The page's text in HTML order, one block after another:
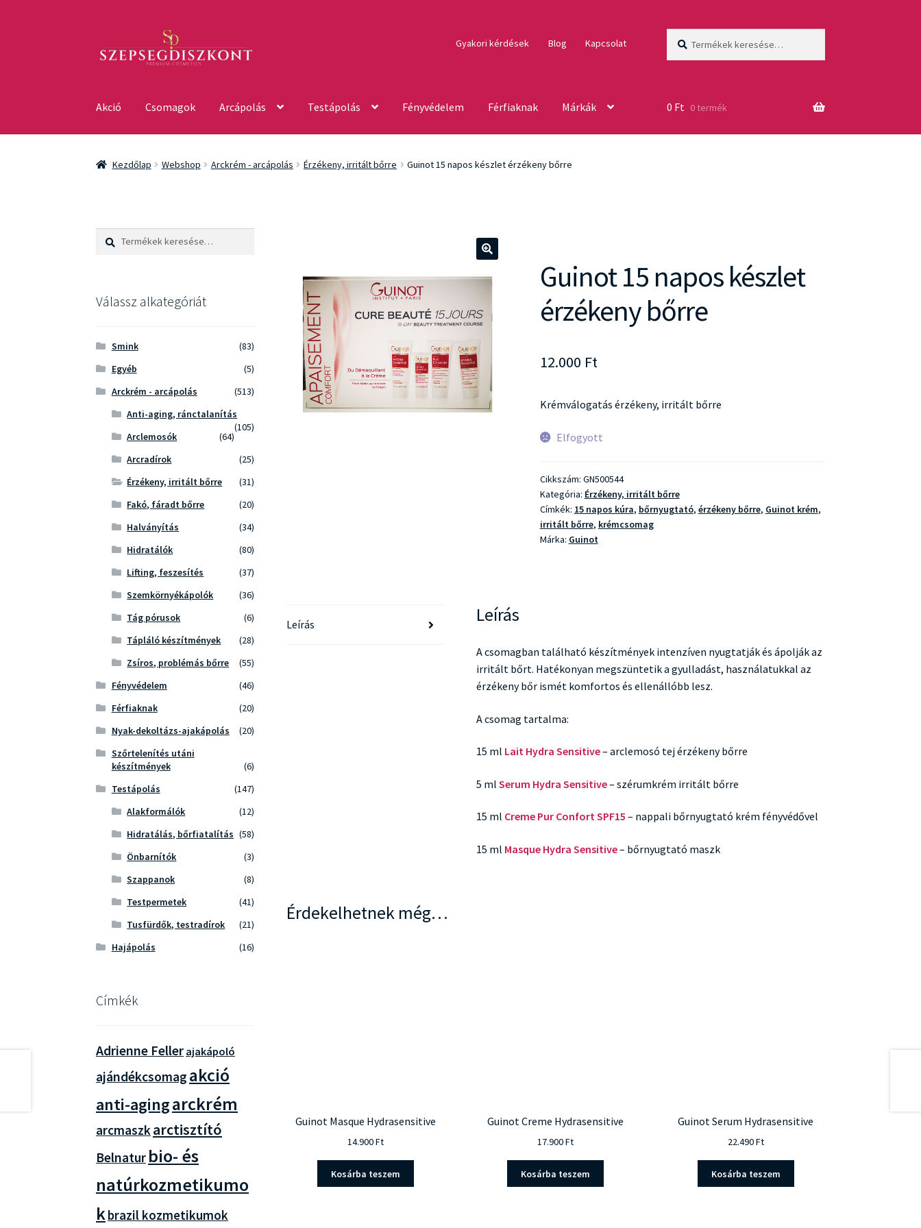
a
navigációhoz
a
Gyakori kérdések Blog Kapcsolat
Akció Csomagok Arcápolás Testápolás Fényvédelem Férfiaknak Márkák 0 Ft 0 termék
Kezdőlap Webshop Arckrém - arcápolás Érzékeny, irritált bőrre Guinot 15 napos készlet érzékeny bőrre
Guinot 15 napos készlet
érzékeny bőrre
12.000 Ft
Krémválogatás érzékeny, irritált bőrre
Elfogyott
Cikkszám: GN500544
Kategória: Érzékeny, irritált bőrre
Címkék: 15 napos kúra, bőrnyugtató, érzékeny bőrre, Guinot krém,
irritált bőrre, krémcsomag
Márka: Guinot
Leírás Leírás
A csomagban található készítmények intenzíven nyugtatják és ápolják az
irritált bőrt. Hatékonyan megszüntetik a gyulladást, használatukkal az
érzékeny bőr ismét komfortos és ellenállóbb lesz.
A csomag tartalma:
15 ml Lait Hydra Sensitive– arclemosó tej érzékeny bőrre
5 mlSerum Hydra Sensitive– szérumkrém irritált bőrre
15 ml Creme Pur Confort SPF15 – nappali bőrnyugtató krém fényvédővel
15 ml Masque Hydra Sensitive– bőrnyugtató maszk
Érdekelhetnek még…
Guinot Masque Hydrasensitive
14.900Ft
Kosárba teszem
Guinot Creme Hydrasensitive
17.900Ft
Kosárba teszem
Guinot Serum Hydrasensitive
22.490Ft
Kosárba teszem
Keresés
Keresés
Válassz alkategóriát
Smink
(83)
Egyéb
(5)
Arckrém - arcápolás
(513)
Anti-aging, ránctalanítás
(105)
Arclemosók
(64)
Arcradírok
(25)
Érzékeny, irritált bőrre
(31)
Fakó, fáradt bőrre
(20)
Halványítás
(34)
Hidratálók
(80)
Lifting, feszesítés
(37)
Szemkörnyékápolók
(36)
Tág pórusok
(6)
Tápláló készítmények
(28)
Zsíros, problémás bőrre
(55)
Fényvédelem
(46)
Férfiaknak
(20)
Nyak-dekoltázs-ajakápolás
(20)
Szőrtelenítés utáni
készítmények
(6)
Testápolás
(147)
Alakformálók
(12)
Hidratálás, bőrfiatalítás (58)
Önbarnítók
(3)
Szappanok
(8)
Testpermetek
(41)
Tusfürdők, testradírok
(21)
Hajápolás
(16)
Címkék
Adrienne Feller ajakápoló
ajándékcsomag akció
anti-agingarckrém
arcmaszkarctisztító
Belnatur bio- és
natúrkozmetikumo
kbrazil kozmetikumok